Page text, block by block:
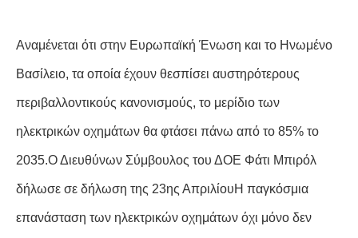
Αναμένεται ότι στην Ευρωπαϊκή Ένωση και το Ηνωμένο
Βασίλειο, τα οποία έχουν θεσπίσει αυστηρότερους
περιβαλλοντικούς κανονισμούς, το μερίδιο των
ηλεκτρικών οχημάτων θα φτάσει πάνω από το 85% το
2035.Ο Διευθύνων Σύμβουλος του ΔΟΕ Φάτι Μπιρόλ
δήλωσε σε δήλωση της 23ης ΑπριλίουΗ παγκόσμια
επανάσταση των ηλεκτρικών οχημάτων όχι μόνο δεν